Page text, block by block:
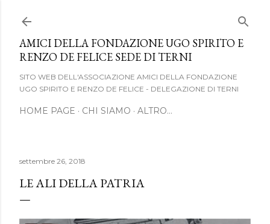
AMICI DELLA FONDAZIONE UGO SPIRITO E
RENZO DE FELICE SEDE DI TERNI
SITO WEB DELL'ASSOCIAZIONE AMICI DELLA FONDAZIONE
UGO SPIRITO E RENZO DE FELICE - DELEGAZIONE DI TERNI
HOME PAGE CHI SIAMO ALTRO…
settembre 26, 2018
LE ALI DELLA PATRIA